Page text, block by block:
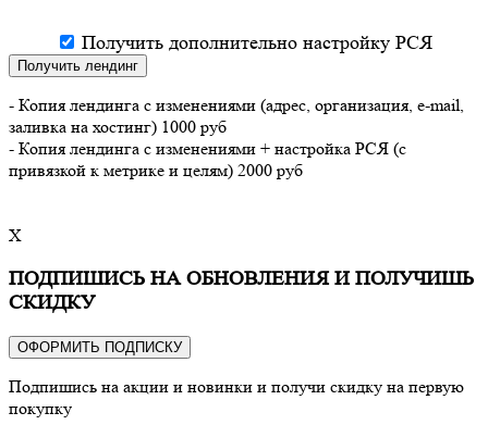
Получить дополнительно настройку РСЯ
Получить лендинг
- Копия лендинга с изменениями (адрес, организация, e-mail,
заливка на хостинг) 1000 руб
- Копия лендинга с изменениями + настройка РСЯ (с
привязкой к метрике и целям) 2000 руб
X
ПОДПИШИСЬ НА ОБНОВЛЕНИЯ И ПОЛУЧИШЬ
СКИДКУ
ОФОРМИТЬ ПОДПИСКУ
Подпишись на акции и новинки и получи скидку на первую
покупку